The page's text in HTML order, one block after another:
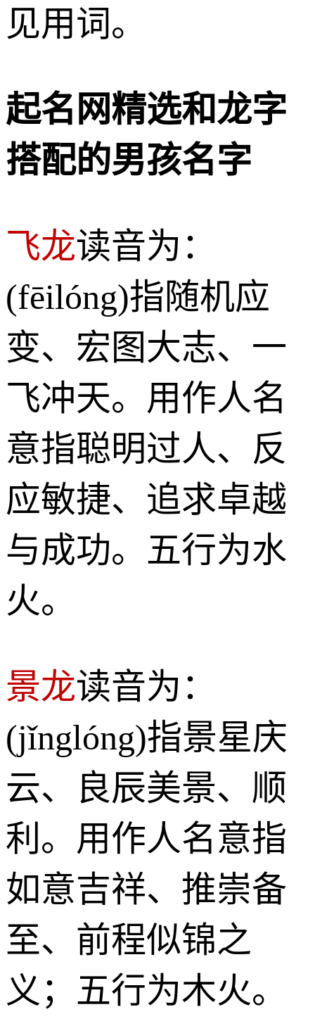
见用词。
起名网精选和龙字
搭配的男孩名字
飞龙读音为：
(fēilóng)指随机应
变、宏图大志、一
飞冲天。用作人名
意指聪明过人、反
应敏捷、追求卓越
与成功。五行为水
火。
景龙读音为：
(jǐnglóng)指景星庆
云、良辰美景、顺
利。用作人名意指
如意吉祥、推崇备
至、前程似锦之
义；五行为木火。